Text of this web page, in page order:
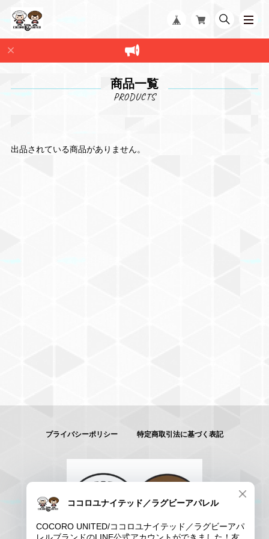
商品一覧
出品されている商品がありません。
プライバシーポリシー 特定商取引法に基づく表記